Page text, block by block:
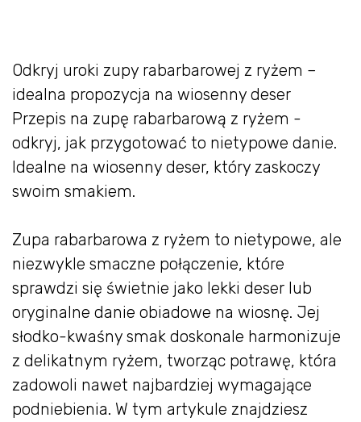
Odkryj uroki zupy rabarbarowej z ryżem –
idealna propozycja na wiosenny deser
Przepis na zupę rabarbarową z ryżem -
odkryj, jak przygotować to nietypowe danie.
Idealne na wiosenny deser, który zaskoczy
swoim smakiem.
Zupa rabarbarowa z ryżem to nietypowe, ale
niezwykle smaczne połączenie, które
sprawdzi się świetnie jako lekki deser lub
oryginalne danie obiadowe na wiosnę. Jej
słodko-kwaśny smak doskonale harmonizuje
z delikatnym ryżem, tworząc potrawę, która
zadowoli nawet najbardziej wymagające
podniebienia. W tym artykule znajdziesz